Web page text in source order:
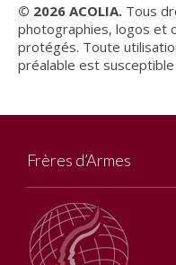
© 2026 ACOLIA. Tous
photographies, logos et
protégés. Toute
préalable est
Frères d’Armes